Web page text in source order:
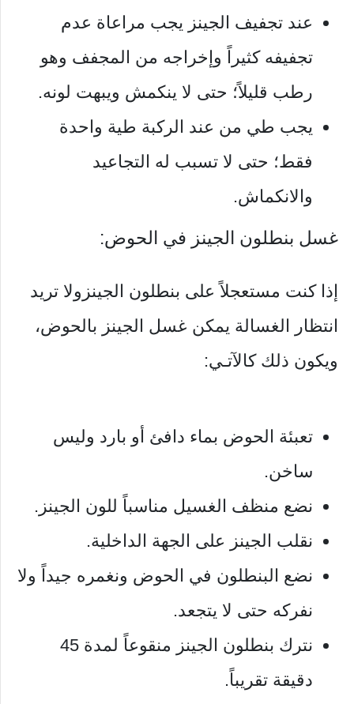
عند تجفيف الجينز يجب مراعاة عدم
تجفيفه كثيراً وإخراجه من المجفف وهو
رطب قليلاً؛ حتى لا ينكمش ويبهت لونه.
يجب طي من عند الركبة طية واحدة
فقط؛ حتى لا تسبب له التجاعيد
والانكماش.
غسل بنطلون الجينز في الحوض:
إذا كنت مستعجلاً على بنطلون الجينزولا تريد
انتظار الغسالة يمكن غسل الجينز بالحوض،
ويكون ذلك كالآتـي:
تعبئة الحوض بماء دافئ أو بارد وليس
ساخن.
نضع منظف الغسيل مناسباً للون الجينز.
نقلب الجينز على الجهة الداخلية.
نضع البنطلون في الحوض ونغمره جيداً ولا
نفركه حتى لا يتجعد.
نترك بنطلون الجينز منقوعاً لمدة 45
دقيقة تقريباً.